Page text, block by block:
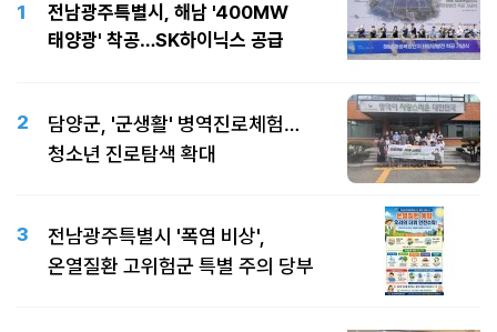
1
전남광주특별시, 해남 '400MW
태양광' 착공…SK하이닉스 공급
2
담양군, '군생활' 병역진로체험…
청소년 진로탐색 확대
3
전남광주특별시 '폭염 비상',
온열질환 고위험군 특별 주의 당부